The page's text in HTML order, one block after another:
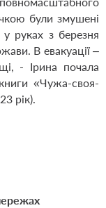
були змушені
у руках з березня
В евакуації –
- Ірина почала
«Чужа-своя-
рік).